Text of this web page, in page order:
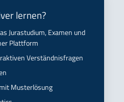
lernen?
Jurastudium, Examen und
Plattform
Verständnisfragen
Musterlösung